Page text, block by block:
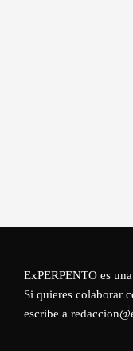
ExPERPENTO es
Si quieres colaborar
escribe a